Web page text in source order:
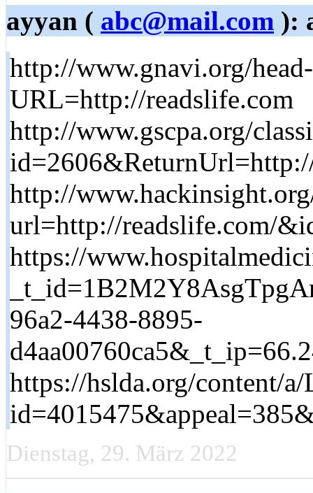
ayyan ( abc@mail.com ):
http://www.gnavi.org/
URL=http://readslife.com
http://www.gscpa.org/
http://
url=http://readslife.com/
https://
96a2-4438-8895-
https://hslda.org/content/
Dienstag, 29. März 2022